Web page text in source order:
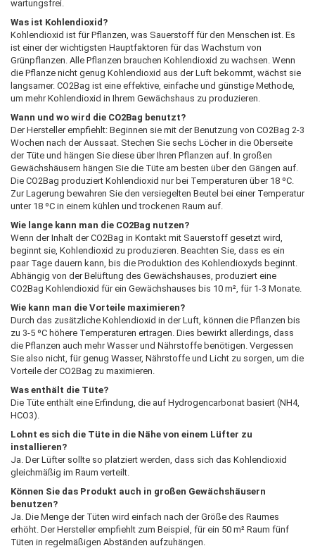
wartungsfrei.
Was ist Kohlendioxid?
Kohlendioxid ist für Pflanzen, was Sauerstoff für den Menschen ist. Es
ist einer der wichtigsten Hauptfaktoren für das Wachstum von
Grünpflanzen. Alle Pflanzen brauchen Kohlendioxid zu wachsen. Wenn
die Pflanze nicht genug Kohlendioxid aus der Luft bekommt, wächst sie
langsamer. CO2Bag ist eine effektive, einfache und günstige Methode,
um mehr Kohlendioxid in Ihrem Gewächshaus zu produzieren.
Wann und wo wird die CO2Bag benutzt?
Der Hersteller empfiehlt: Beginnen sie mit der Benutzung von CO2Bag 2-3
Wochen nach der Aussaat. Stechen Sie sechs Löcher in die Oberseite
der Tüte und hängen Sie diese über Ihren Pflanzen auf. In großen
Gewächshäusern hängen Sie die Tüte am besten über den Gängen auf.
Die CO2Bag produziert Kohlendioxid nur bei Temperaturen über 18 ºC.
Zur Lagerung bewahren Sie den versiegelten Beutel bei einer Temperatur
unter 18 ºC in einem kühlen und trockenen Raum auf.
Wie lange kann man die CO2Bag nutzen?
Wenn der Inhalt der CO2Bag in Kontakt mit Sauerstoff gesetzt wird,
beginnt sie, Kohlendioxid zu produzieren. Beachten Sie, dass es ein
paar Tage dauern kann, bis die Produktion des Kohlendioxyds beginnt.
Abhängig von der Belüftung des Gewächshauses, produziert eine
CO2Bag Kohlendioxid für ein Gewächshauses bis 10 m², für 1-3 Monate.
Wie kann man die Vorteile maximieren?
Durch das zusätzliche Kohlendioxid in der Luft, können die Pflanzen bis
zu 3-5 ºC höhere Temperaturen ertragen. Dies bewirkt allerdings, dass
die Pflanzen auch mehr Wasser und Nährstoffe benötigen. Vergessen
Sie also nicht, für genug Wasser, Nährstoffe und Licht zu sorgen, um die
Vorteile der CO2Bag zu maximieren.
Was enthält die Tüte?
Die Tüte enthält eine Erfindung, die auf Hydrogencarbonat basiert (NH4,
HCO3).
Lohnt es sich die Tüte in die Nähe von einem Lüfter zu
installieren?
Ja. Der Lüfter sollte so platziert werden, dass sich das Kohlendioxid
gleichmäßig im Raum verteilt.
Können Sie das Produkt auch in großen Gewächshäusern
benutzen?
Ja. Die Menge der Tüten wird einfach nach der Größe des Raumes
erhöht. Der Hersteller empfiehlt zum Beispiel, für ein 50 m² Raum fünf
Tüten in regelmäßigen Abständen aufzuhängen.